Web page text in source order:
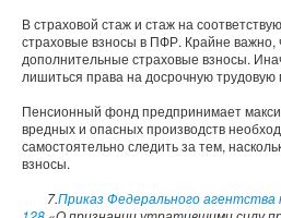
В страховой стаж и стаж на
страховые взносы в ПФР. Крайне
дополнительные страховые взносы.
лишиться права на досрочную трудовую
Пенсионный фонд предпринимает
вредных и опасных производств
самостоятельно следить за тем,
взносы.
7.Приказ Федерального